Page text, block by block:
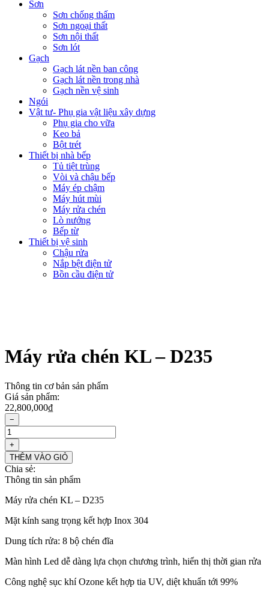
Sơn
Sơn chống thấm
Sơn ngoại thất
Sơn nội thất
Sơn lót
Gạch
Gạch lát nền ban công
Gạch lát nền trong nhà
Gạch nền vệ sinh
Ngói
Vật tư- Phụ gia vật liệu xây dựng
Phụ gia cho vữa
Keo bả
Bột trét
Thiết bị nhà bếp
Tủ tiệt trùng
Vòi và chậu bếp
Máy ép chậm
Máy hút mùi
Máy rửa chén
Lò nướng
Bếp từ
Thiết bị vệ sinh
Chậu rửa
Nắp bệt điện tử
Bồn cầu điện tử
Máy rửa chén KL – D235
Thông tin cơ bản sản phẩm
Giá sản phẩm:
22,800,000₫
−
Máy
rửa
chén
KL
–
D235
số
lượng
+
THÊM VÀO GIỎ
Chia sẻ:
Thông tin sản phẩm
Máy rửa chén KL – D235
Mặt kính sang trọng kết hợp Inox 304
Dung tích rửa: 8 bộ chén đĩa
Màn hình Led dễ dàng lựa chọn chương trình, hiển thị thời gian rửa
Công nghệ sục khí Ozone kết hợp tia UV, diệt khuẩn tới 99%